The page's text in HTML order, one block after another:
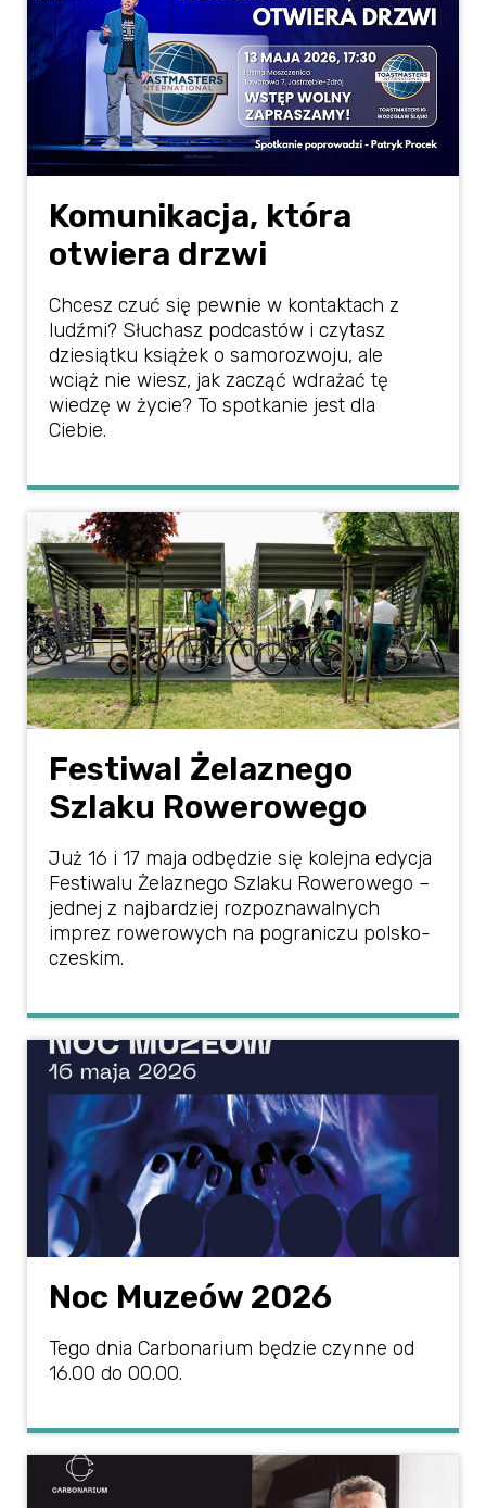
Komunikacja, która
otwiera drzwi
Chcesz czuć się pewnie w kontaktach z
ludźmi? Słuchasz podcastów i czytasz
dziesiątku książek o samorozwoju, ale
wciąż nie wiesz, jak zacząć wdrażać tę
wiedzę w życie? To spotkanie jest dla
Ciebie.
Festiwal Żelaznego
Szlaku Rowerowego
Już 16 i 17 maja odbędzie się kolejna edycja
Festiwalu Żelaznego Szlaku Rowerowego –
jednej z najbardziej rozpoznawalnych
imprez rowerowych na pograniczu polsko-
czeskim.
Noc Muzeów 2026
Tego dnia Carbonarium będzie czynne od
16.00 do 00.00.